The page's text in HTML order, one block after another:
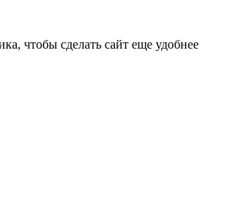
чтобы сделать сайт еще удобнее